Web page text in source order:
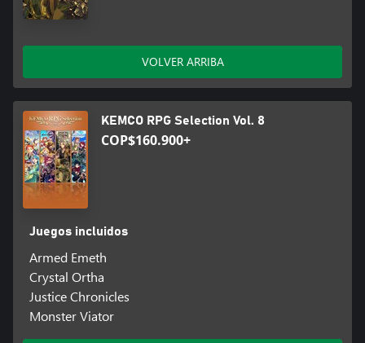
VOLVER ARRIBA
KEMCO RPG Selection Vol. 8
COP$160.900+
Juegos incluidos
Armed Emeth
Crystal Ortha
Justice Chronicles
Monster Viator